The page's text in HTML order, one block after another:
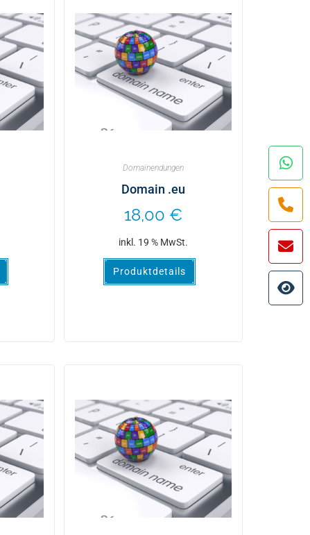
Domainendungen
Domain .eu
18,00 €
inkl. 19 % MwSt.
Produktdetails